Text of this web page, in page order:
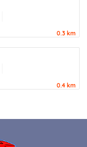
0.3 km
0.4 km